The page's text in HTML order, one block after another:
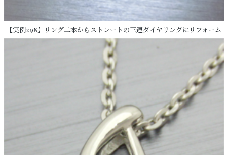
【実例298】リング二本からストレートの三連ダイヤリングにリフォーム